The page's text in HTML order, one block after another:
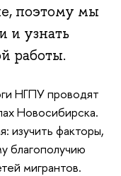
поэтому мы
и узнать
работы.
НГПУ проводят
Новосибирска.
изучить факторы,
благополучию
мигрантов.